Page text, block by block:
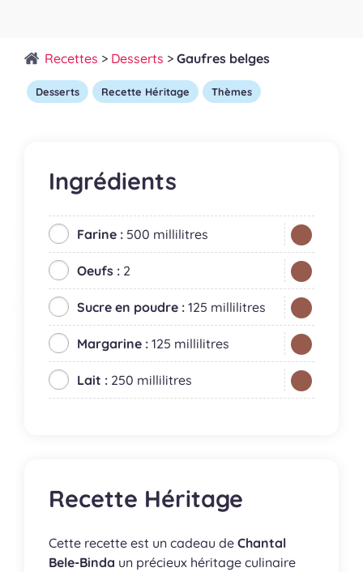
Recettes > Desserts > Gaufres belges
Desserts Recette Héritage Thèmes
Ingrédients
Farine : 500 millilitres
Oeufs : 2
Sucre en poudre : 125 millilitres
Margarine : 125 millilitres
Lait : 250 millilitres
Recette Héritage
Cette recette est un cadeau de Chantal
Bele-Binda un précieux héritage culinaire